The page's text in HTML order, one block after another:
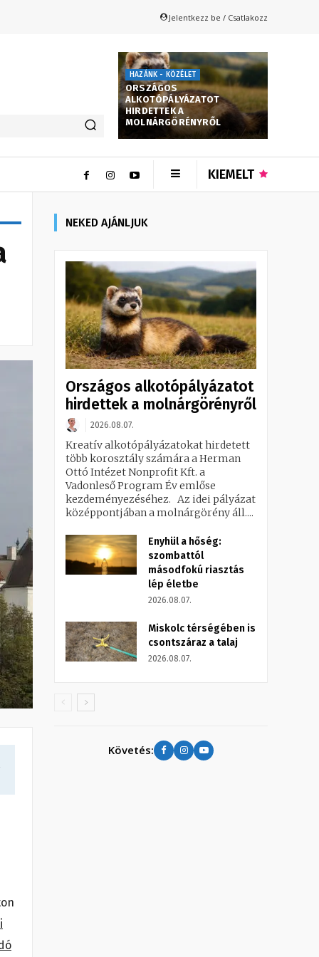
Jelentkezz be / Csatlakozz
HAZÁNK - KÖZÉLET
ORSZÁGOS
ALKOTÓPÁLYÁZATOT
HIRDETTEK A
MOLNÁRGÖRÉNYRŐL
KIEMELT
NEKED AJÁNLJUK
Országos alkotópályázatot
hirdettek a molnárgörényről
2026.08.07.
Kreatív alkotópályázatokat hirdetett
több korosztály számára a Herman
Ottó Intézet Nonprofit Kft. a
Vadonleső Program Év emlőse
kezdeményezéséhez. Az idei pályázat
középpontjában a molnárgörény áll....
Enyhül a hőség:
szombattól
másodfokú riasztás
lép életbe
2026.08.07.
Miskolc térségében is
csontszáraz a talaj
2026.08.07.
Követés: